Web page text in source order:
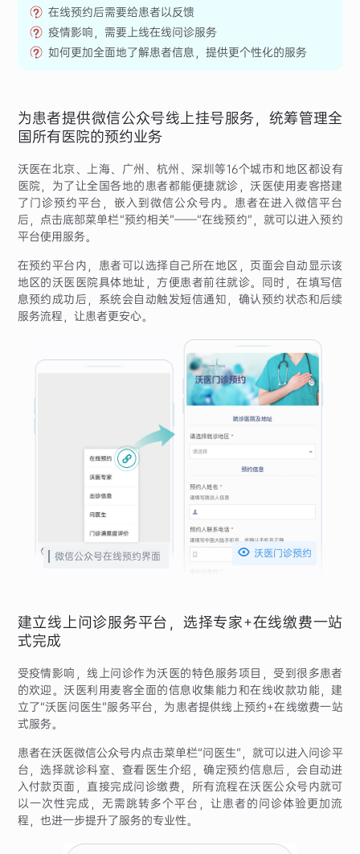
在线预约后需要给患者以反馈
疫情影响，需要上线在线问诊服务
如何更加全面地了解患者信息，提供更个性化的服务
为患者提供微信公众号线上挂号服务，统筹管理全
国所有医院的预约业务
沃医在北京、上海、广州、杭州、深圳等16个城市和地区都设有
医院，为了让全国各地的患者都能便捷就诊，沃医使用麦客搭建
了门诊预约平台，嵌入到微信公众号内。患者在进入微信平台
后，点击底部菜单栏“预约相关”——“在线预约”，就可以进入预约
平台使用服务。
在预约平台内，患者可以选择自己所在地区，页面会自动显示该
地区的沃医医院具体地址，方便患者前往就诊。同时，在填写信
息预约成功后，系统会自动触发短信通知，确认预约状态和后续
服务流程，让患者更安心。
微信公众号在线预约界面  沃医门诊预约
建立线上问诊服务平台，选择专家+在线缴费一站
式完成
受疫情影响，线上问诊作为沃医的特色服务项目，受到很多患者
的欢迎。沃医利用麦客全面的信息收集能力和在线收款功能，建
立了“沃医问医生”服务平台，为患者提供线上预约+在线缴费一站
式服务。
患者在沃医微信公众号内点击菜单栏“问医生”，就可以进入问诊平
台，选择就诊科室、查看医生介绍，确定预约信息后，会自动进
入付款页面，直接完成问诊缴费，所有流程在沃医公众号内就可
以一次性完成，无需跳转多个平台，让患者的问诊体验更加流
程，也进一步提升了服务的专业性。